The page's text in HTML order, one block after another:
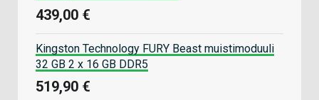
439,00 €
Kingston Technology FURY Beast muistimoduuli
32 GB 2 x 16 GB DDR5
519,90 €